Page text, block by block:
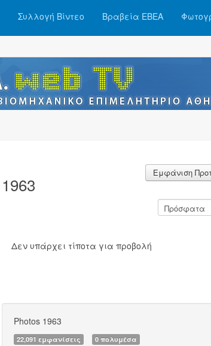
Συλλογή Βίντεο Βραβεία ΕΒΕΑ
1963
Εμφάνιση
Δεν υπάρχει τίποτα για προβολή
Photos 1963
22,091 εμφανίσεις 0 πολυμέσα